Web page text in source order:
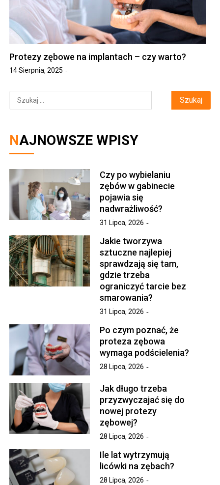
Protezy zębowe na implantach – czy warto?
14 Sierpnia, 2025
Szukaj:
NAJNOWSZE WPISY
Czy po wybielaniu
zębów w gabinecie
pojawia się
nadwrażliwość?
31 Lipca, 2026
Jakie tworzywa
sztuczne najlepiej
sprawdzają się tam,
gdzie trzeba
ograniczyć tarcie bez
smarowania?
31 Lipca, 2026
Po czym poznać, że
proteza zębowa
wymaga podścielenia?
28 Lipca, 2026
Jak długo trzeba
przyzwyczajać się do
nowej protezy
zębowej?
28 Lipca, 2026
Ile lat wytrzymują
licówki na zębach?
28 Lipca, 2026